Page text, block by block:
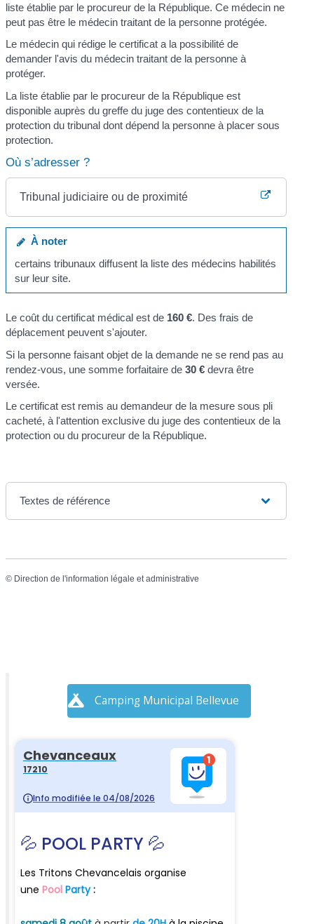
liste établie par le procureur de la République. Ce médecin ne
peut pas être le médecin traitant de la personne protégée.
Le médecin qui rédige le certificat a la possibilité de
demander l'avis du médecin traitant de la personne à
protéger.
La liste établie par le procureur de la République est
disponible auprès du greffe du juge des contentieux de la
protection du tribunal dont dépend la personne à placer sous
protection.
Où s’adresser ?
Tribunal judiciaire ou de proximité
À noter
certains tribunaux diffusent la liste des médecins habilités
sur leur site.
Le coût du certificat médical est de 160 €. Des frais de
déplacement peuvent s'ajouter.
Si la personne faisant objet de la demande ne se rend pas au
rendez-vous, une somme forfaitaire de30 € devra être
versée.
Le certificat est remis au demandeur de la mesure sous pli
cacheté, à l'attention exclusive du juge des contentieux de la
protection ou du procureur de la République.
Textes de référence
© Direction de l'information légale et administrative
Camping Municipal Bellevue